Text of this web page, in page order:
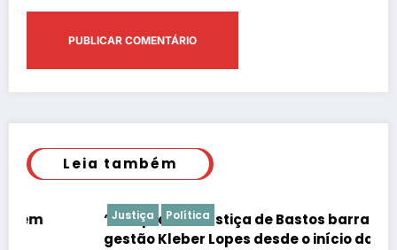
Leia também
Justiça Política
“É de praxe”: Justiça de Bastos barrar atos da
gestão Kleber Lopes desde o início do